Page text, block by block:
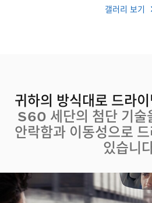
갤러리 보기
귀하의 방식대로 드라
S60 세단의 첨단 기술
안락함과 이동성으로
있습니